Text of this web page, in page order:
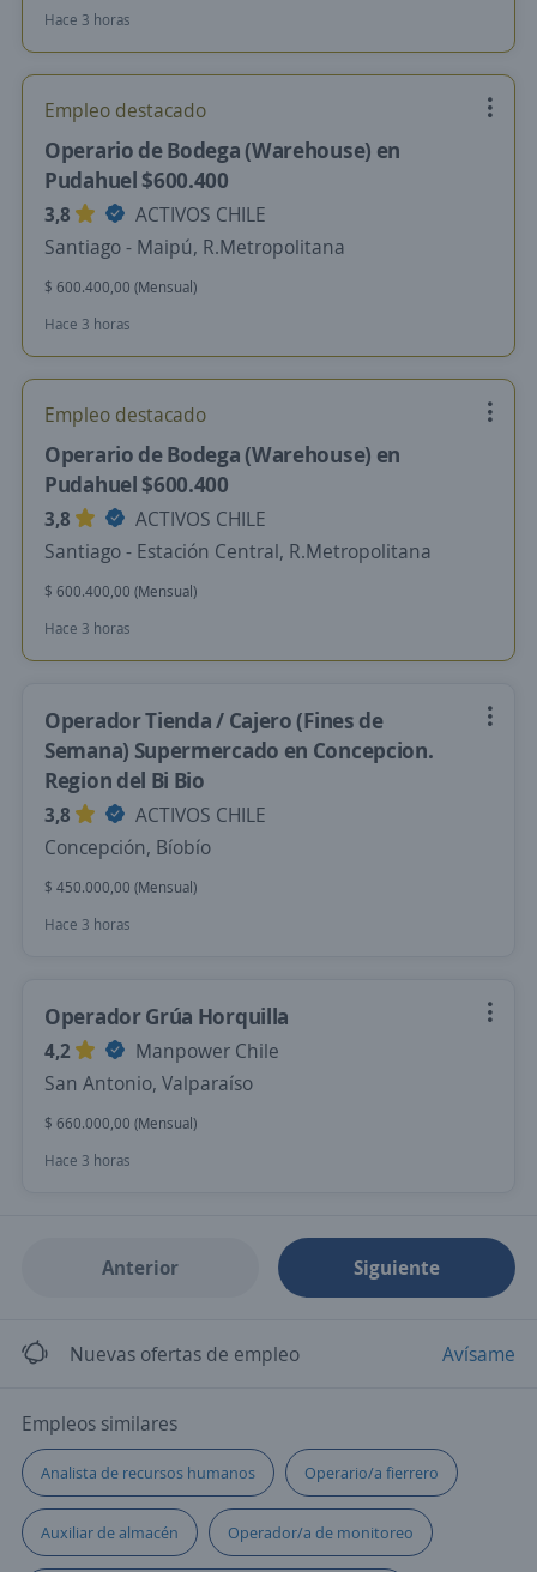
Hace 3 horas
Empleo destacado
Operario de Bodega (Warehouse) en
Pudahuel $600.400
3,8
ACTIVOS CHILE
Santiago - Maipú, R.Metropolitana
$ 600.400,00 (Mensual)
Hace 3 horas
Empleo destacado
Operario de Bodega (Warehouse) en
Pudahuel $600.400
3,8
ACTIVOS CHILE
Santiago - Estación Central, R.Metropolitana
$ 600.400,00 (Mensual)
Hace 3 horas
Operador Tienda / Cajero (Fines de
Semana) Supermercado en Concepcion.
Region del Bi Bio
3,8
ACTIVOS CHILE
Concepción, Bíobío
$ 450.000,00 (Mensual)
Hace 3 horas
Operador Grúa Horquilla
4,2
Manpower Chile
San Antonio, Valparaíso
$ 660.000,00 (Mensual)
Hace 3 horas
Anterior Siguiente
Nuevas ofertas de empleo Avísame
Empleos similares
Analista de recursos humanos Operario/a fierrero
Auxiliar de almacén Operador/a de monitoreo